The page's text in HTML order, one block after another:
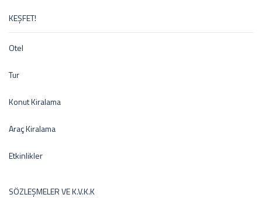
KEŞFET!
Otel
Tur
Konut Kiralama
Araç Kiralama
Etkinlikler
SÖZLEŞMELER VE K.V.K.K